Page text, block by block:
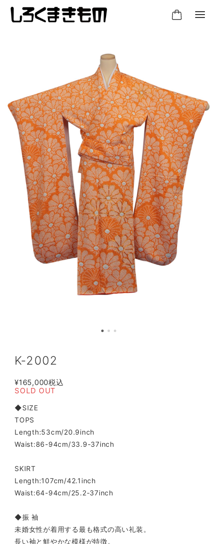
K-2002
¥165,000税込
SOLD OUT
◆SIZE
TOPS
Length:53cm/20.9inch
Waist:86-94cm/33.9-37inch
SKIRT
Length:107cm/42.1inch
Waist:64-94cm/25.2-37inch
◆振 袖
未婚女性が着用する最も格式の高い礼装。
長い袖と鮮やかな模様が特徴。